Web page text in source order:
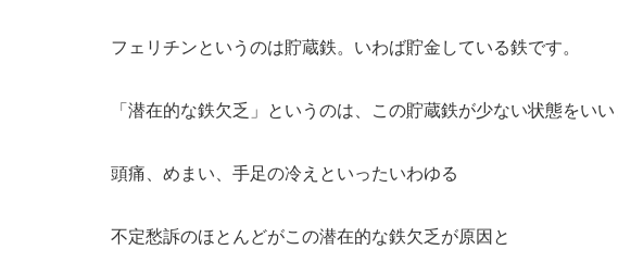
フェリチンというのは貯蔵鉄。いわば貯金している鉄です。
「潜在的な鉄欠乏」というのは、この貯蔵鉄が少ない状態をいい
頭痛、めまい、手足の冷えといったいわゆる
不定愁訴のほとんどがこの潜在的な鉄欠乏が原因と